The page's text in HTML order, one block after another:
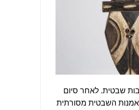
שבטית. לאחר סיום
השבטית מסורתית